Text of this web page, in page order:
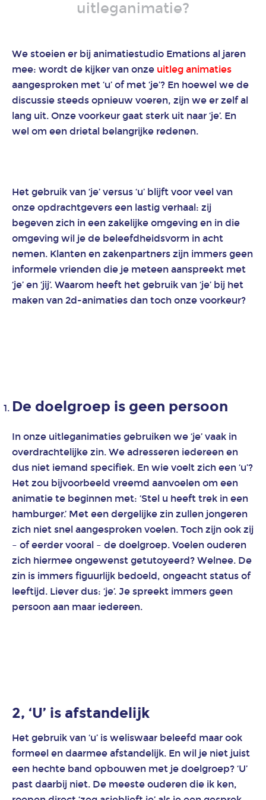
animatie
Branches
Animatie
bouw
en
vastgoed
Animatie
financiële
dienstverlening
Animatie
game
design
voor
mobiele
applicaties
Animatie
in
de
juridische
dienstverlening
Animatie
uitleganimatie?
We stoeien er bij animatiestudio Emations al jaren
mee: wordt de kijker van onze uitleg animaties
aangesproken met ‘u’ of met ‘je’? En hoewel we de
discussie steeds opnieuw voeren, zijn we er zelf al
lang uit. Onze voorkeur gaat sterk uit naar ‘je’. En
wel om een drietal belangrijke redenen.
Het gebruik van ‘je’ versus ‘u’ blijft voor veel van
onze opdrachtgevers een lastig verhaal: zij
begeven zich in een zakelijke omgeving en in die
omgeving wil je de beleefdheidsvorm in acht
nemen. Klanten en zakenpartners zijn immers geen
informele vrienden die je meteen aanspreekt met
‘je’ en ‘jij’. Waarom heeft het gebruik van ‘je’ bij het
maken van 2d-animaties dan toch onze voorkeur?
De doelgroep is geen persoon
In onze uitleganimaties gebruiken we ‘je’ vaak in
overdrachtelijke zin. We adresseren iedereen en
dus niet iemand specifiek. En wie voelt zich een ‘u’?
Het zou bijvoorbeeld vreemd aanvoelen om een
animatie te beginnen met: ‘Stel u heeft trek in een
hamburger.’ Met een dergelijke zin zullen jongeren
zich niet snel aangesproken voelen. Toch zijn ook zij
– of eerder vooral – de doelgroep. Voelen ouderen
zich hiermee ongewenst getutoyeerd? Welnee. De
zin is immers figuurlijk bedoeld, ongeacht status of
leeftijd. Liever dus: ‘je’. Je spreekt immers geen
persoon aan maar iedereen.
2, ‘U’ is afstandelijk
Het gebruik van ‘u’ is weliswaar beleefd maar ook
formeel en daarmee afstandelijk. En wil je niet juist
een hechte band opbouwen met je doelgroep? ‘U’
past daarbij niet. De meeste ouderen die ik ken,